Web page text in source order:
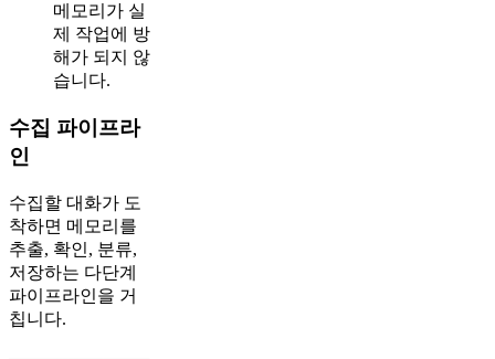
메모리가 실
제 작업에 방
해가 되지 않
습니다.
수집 파이프라
인
수집할 대화가 도
착하면 메모리를
추출, 확인, 분류,
저장하는 다단계
파이프라인을 거
칩니다.